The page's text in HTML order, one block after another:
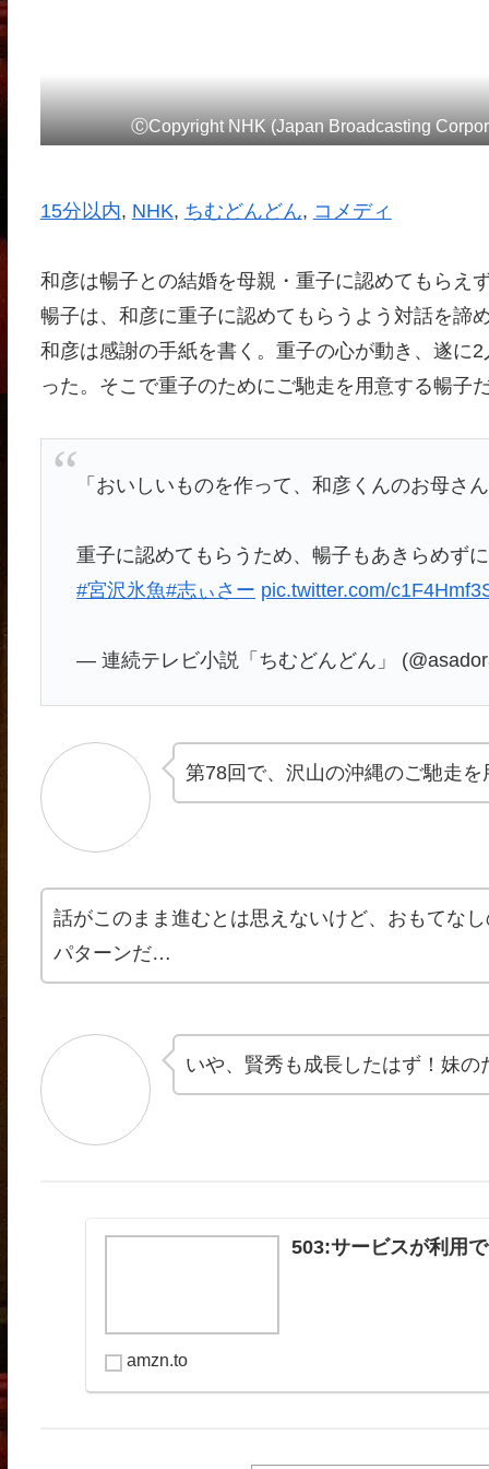
ⒸCopyright NHK (Japan Broadcasting
15分以内, NHK, ちむどんどん, コメディ
和彦は暢子との結婚を母親・重子に認めてもらえ
暢子は、和彦に重子に認めてもらうよう対話を諦
和彦は感謝の手紙を書く。重子の心が動き、遂に
った。そこで重子のためにご馳走を用意する暢子
「おいしいものを作って、和彦くんのお母さ
重子に認めてもらうため、暢子もあきらめず
#宮沢氷魚#志ぃさー pic.twitter.com/
— 連続テレビ小説「ちむどんどん」
第78回で、沢山の沖縄のご馳走
話がこのまま進むとは思えないけど、おもてな
パターンだ…
いや、賢秀も成長したはず！妹
503:サービスが利用
amzn.to